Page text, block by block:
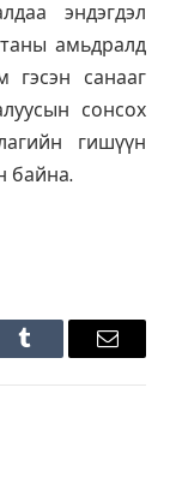
эндэгдэл
таны амьдралд
гэсэн санааг
сонсох
гишүүн
байна.
Tumblr Имэйл